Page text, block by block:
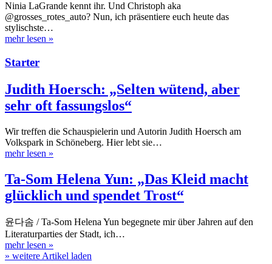
Ninia LaGrande kennt ihr. Und Christoph aka
@grosses_rotes_auto? Nun, ich präsentiere euch heute das
stylischste…
mehr lesen »
Starter
Judith Hoersch: „Selten wütend, aber
sehr oft fassungslos“
Wir treffen die Schauspielerin und Autorin Judith Hoersch am
Volkspark in Schöneberg. Hier lebt sie…
mehr lesen »
Ta-Som Helena Yun: „Das Kleid macht
glücklich und spendet Trost“
윤다솜 / Ta-Som Helena Yun begegnete mir über Jahren auf den
Literaturparties der Stadt, ich…
mehr lesen »
» weitere Artikel laden